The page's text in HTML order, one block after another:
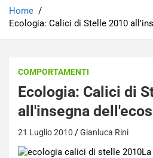
Home
Ecologia: Calici di Stelle 2010
COMPORTAMENTI
Ecologia: Calici di
all'insegna
21 Luglio 2010 Gianluca Rini